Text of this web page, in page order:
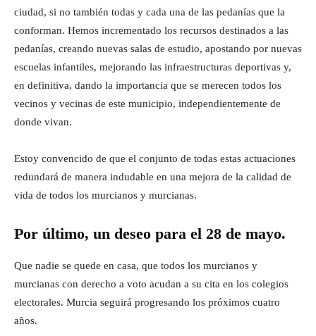
ciudad, si no también todas y cada una de las pedanías que la
conforman. Hemos incrementado los recursos destinados a las
pedanías, creando nuevas salas de estudio, apostando por nuevas
escuelas infantiles, mejorando las infraestructuras deportivas y,
en definitiva, dando la importancia que se merecen todos los
vecinos y vecinas de este municipio, independientemente de
donde vivan.
Estoy convencido de que el conjunto de todas estas actuaciones
redundará de manera indudable en una mejora de la calidad de
vida de todos los murcianos y murcianas.
Por último, un deseo para el 28 de mayo.
Que nadie se quede en casa, que todos los murcianos y
murcianas con derecho a voto acudan a su cita en los colegios
electorales. Murcia seguirá progresando los próximos cuatro
años.